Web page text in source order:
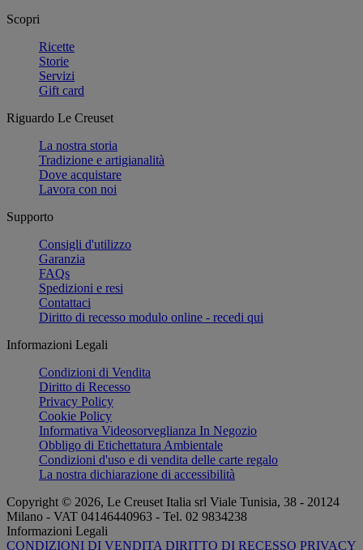
Scopri
Ricette
Storie
Servizi
Gift card
Riguardo Le Creuset
La nostra storia
Tradizione e artigianalità
Dove acquistare
Lavora con noi
Supporto
Consigli d'utilizzo
Garanzia
FAQs
Spedizioni e resi
Contattaci
Diritto di recesso modulo online - recedi qui
Informazioni Legali
Condizioni di Vendita
Diritto di Recesso
Privacy Policy
Cookie Policy
Informativa Videosorveglianza In Negozio
Obbligo di Etichettatura Ambientale
Condizioni d'uso e di vendita delle carte regalo
La nostra dichiarazione di accessibilità
Copyright © 2026, Le Creuset Italia srl ​​Viale Tunisia, 38 - 20124
Milano - VAT 04146440963 - Tel. 02 9834238
Informazioni Legali
CONDIZIONI DI VENDITA DIRITTO DI RECESSO PRIVACY